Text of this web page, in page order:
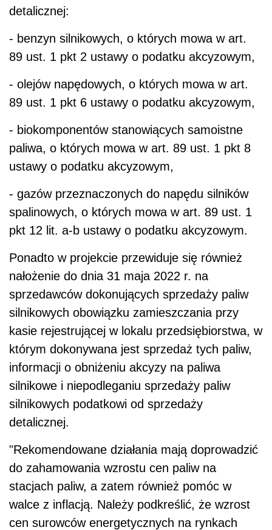
detalicznej:
- benzyn silnikowych, o których mowa w art.
89 ust. 1 pkt 2 ustawy o podatku akcyzowym,
- olejów napędowych, o których mowa w art.
89 ust. 1 pkt 6 ustawy o podatku akcyzowym,
- biokomponentów stanowiących samoistne
paliwa, o których mowa w art. 89 ust. 1 pkt 8
ustawy o podatku akcyzowym,
- gazów przeznaczonych do napędu silników
spalinowych, o których mowa w art. 89 ust. 1
pkt 12 lit. a-b ustawy o podatku akcyzowym.
Ponadto w projekcie przewiduje się również
nałożenie do dnia 31 maja 2022 r. na
sprzedawców dokonujących sprzedaży paliw
silnikowych obowiązku zamieszczania przy
kasie rejestrującej w lokalu przedsiębiorstwa, w
którym dokonywana jest sprzedaż tych paliw,
informacji o obniżeniu akcyzy na paliwa
silnikowe i niepodleganiu sprzedaży paliw
silnikowych podatkowi od sprzedaży
detalicznej.
"Rekomendowane działania mają doprowadzić
do zahamowania wzrostu cen paliw na
stacjach paliw, a zatem również pomóc w
walce z inflacją. Należy podkreślić, że wzrost
cen surowców energetycznych na rynkach